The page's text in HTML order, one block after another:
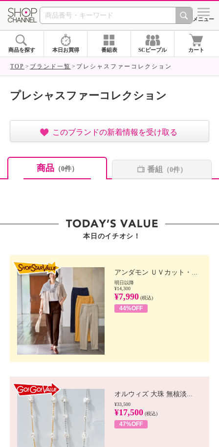
SHOP CHANNEL ショッ
メニュー
商品を探す 本日お買得 番組表 SCピープル カート
TOP ブランド一覧 プレシャスファーコレクション
プレシャスファーコレクション
このブランドの新着情報を受け取る
商品（0件） 番組 （0件）
本日のイチオシ！
アンダモン ＵＶカット・...
明日以降
¥14,300
¥7,990 (税込)
44%OFF
オルウィズ 大珠 無核淡...
¥33,500
¥17,500 (税込)
47%OFF